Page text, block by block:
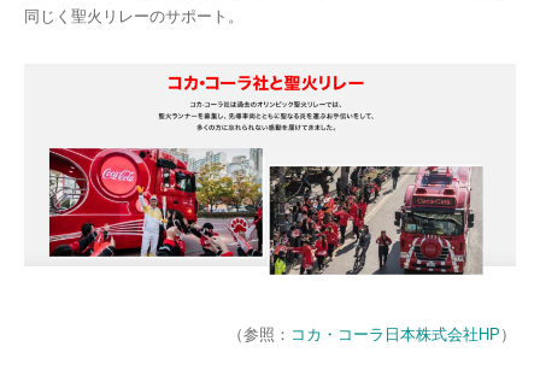
同じく聖火リレーのサポート。
（参照： コカ・コーラ日本株式会社HP ）